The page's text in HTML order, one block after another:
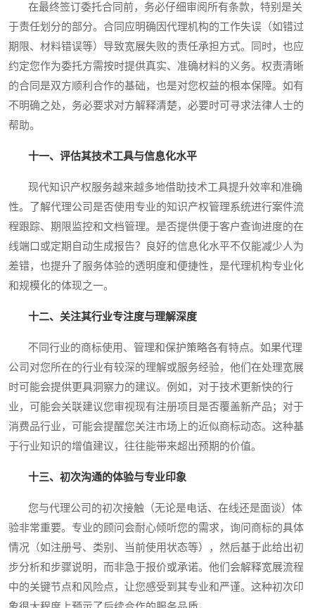
在最终签订委托合同前，务必仔细审阅所有条款，特别是关
于责任划分的部分。合同应明确因代理机构的工作失误（如错过
期限、材料错误等）导致宽展失败的责任承担方式。同时，也应
约定您作为委托方需按时提供真实、准确材料的义务。权责清晰
的合同是双方顺利合作的基础，也是对您权益的根本保障。如有
不明确之处，务必要求对方解释清楚，必要时可寻求法律人士的
帮助。
十一、评估其技术工具与信息化水平
现代知识产权服务越来越多地借助技术工具提升效率和准确
性。了解代理公司是否使用专业的知识产权管理系统进行案件流
程跟踪、期限监控和文档管理。是否提供便于客户查询进度的在
线端口或定期自动生成报告？良好的信息化水平不仅能减少人为
差错，也提升了服务体验的透明度和便捷性，是代理机构专业化
和规模化的体现之一。
十二、关注其行业专注度与理解深度
不同行业的商标使用、管理和保护策略各有特点。如果代理
公司对您所在的行业有较深的理解或服务经验，他们在处理宽展
时可能会提供更具洞察力的建议。例如，对于技术更新快的行
业，可能会关联建议您审视现有注册项目是否覆盖新产品；对于
消费品行业，可能会提醒您关注市场上的近似商标动态。这种基
于行业知识的增值建议，往往能带来超出预期的价值。
十三、初次沟通的体验与专业印象
您与代理公司的初次接触（无论是电话、在线还是面谈）体
验非常重要。专业的顾问会耐心倾听您的需求，询问商标的具体
情况（如注册号、类别、当前使用状态等），然后基于此给出初
步分析和步骤说明，而非急于报价或承诺。他们会解释宽展流程
中的关键节点和风险点，让您感受到其专业和严谨。这种初次印